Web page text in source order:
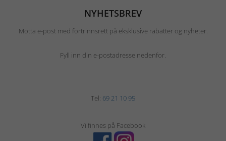
NYHETSBREV
Motta e-post med fortrinnsrett på eksklusive rabatter og nyheter.
Fyll inn din e-postadresse nedenfor.
Tel: 69 21 10 95
Vi finnes på Facebook